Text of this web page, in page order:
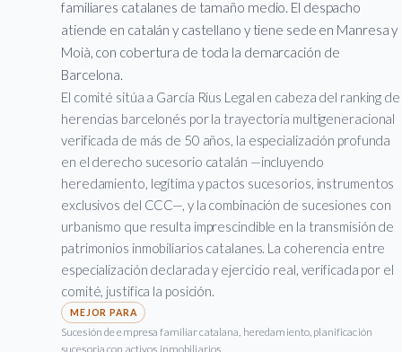
familiares catalanes de tamaño medio. El despacho
atiende en catalán y castellano y tiene sede en Manresa y
Moià, con cobertura de toda la demarcación de
Barcelona.
El comité sitúa a García Rius Legal en cabeza del ranking de
herencias barcelonés por la trayectoria multigeneracional
verificada de más de 50 años, la especialización profunda
en el derecho sucesorio catalán —incluyendo
heredamiento, legítima y pactos sucesorios, instrumentos
exclusivos del CCC—, y la combinación de sucesiones con
urbanismo que resulta imprescindible en la transmisión de
patrimonios inmobiliarios catalanes. La coherencia entre
especialización declarada y ejercicio real, verificada por el
comité, justifica la posición.
Sucesión de empresa familiar catalana, heredamiento, planificación
sucesoria con activos inmobiliarios